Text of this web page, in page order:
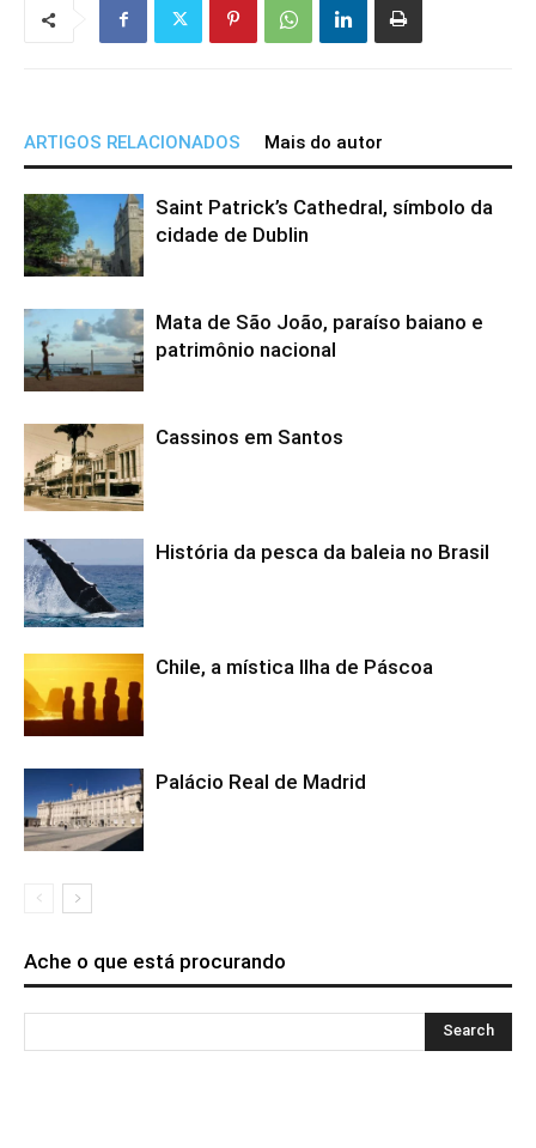
ARTIGOS RELACIONADOS Mais do autor
Saint Patrick’s Cathedral, símbolo da
cidade de Dublin
Mata de São João, paraíso baiano e
patrimônio nacional
Cassinos em Santos
História da pesca da baleia no Brasil
Chile, a mística Ilha de Páscoa
Palácio Real de Madrid
Ache o que está procurando